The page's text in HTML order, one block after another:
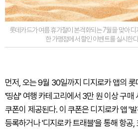
롯데카드가 여름 휴가철이 본격화되는 7월을 맞아
한 가맹점에서 할인 이벤트를 실시한
먼저, 오는 9월 30일까지 디지로카 앱의
'띵샵' 여행 카테고리에서 3만 원 이상 구매
쿠폰이 제공된다. 이 쿠폰은 디지로카 앱 '
등록하거나 '디지로카 트래블'을 통해 항공,